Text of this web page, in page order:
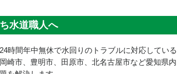
水道職人へ
時間年中無休で水回りのトラブルに対応している
崎市、豊明市、田原市、北名古屋市など愛知県内